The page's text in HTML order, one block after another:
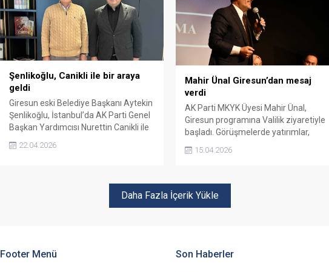
Şenlikoğlu, Canikli ile bir araya
geldi
Giresun eski Belediye Başkanı Aytekin
Şenlikoğlu, İstanbul’da AK Parti Genel
Başkan Yardımcısı Nurettin Canikli ile
gelişmeler ele alındı.
22.04.2026
Mahir Ünal Giresun’dan mesaj
verdi
AK Parti MKYK Üyesi Mahir Ünal,
Giresun programına Valilik ziyaretiyle
başladı. Görüşmelerde yatırımlar,
masaya yatırılırken, ardından teşkilat
15.04.2026
Daha Fazla İçerik Yükle
Footer Menü Son Haberler